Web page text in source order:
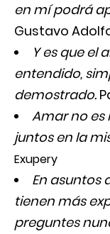
en mí podrá
Gustavo
Y es que el
entendido,
demostrado.
Amar no es
juntos en la
Exupery
En asuntos
tienen más
preguntes